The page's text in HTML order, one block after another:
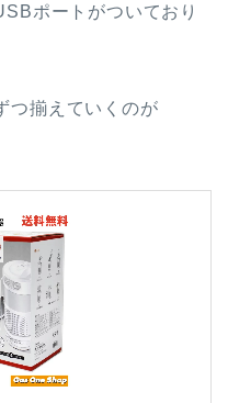
ポートがついており
つ揃えていくのが